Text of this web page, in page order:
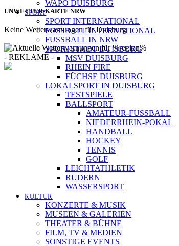
WAPO DUISBURG
SPORT
SPORT INTERNATIONAL
FUSSBALL INTERNATIONAL
FUSSBALL IN NRW
SPORTSTADT DUISBURG
MSV DUISBURG
RHEIN FIRE
FÜCHSE DUISBURG
LOKALSPORT IN DUISBURG
TESTSPIELE
BALLSPORT
AMATEUR-FUSSBALL
NIEDERRHEIN-POKAL
HANDBALL
HOCKEY
TENNIS
GOLF
LEICHTATHLETIK
RUDERN
WASSERSPORT
KULTUR
KONZERTE & MUSIK
MUSEEN & GALERIEN
THEATER & BÜHNE
FILM, TV & MEDIEN
SONSTIGE EVENTS
UNWETTER-KARTE NRW
Keine Wetterwarnungen für Duisburg
- REKLAME -
[ DUISBURG - Journal ] -
In unserem Newsletter erhalten Sie fünf
Mit meiner Anmeldung zum Newsletter